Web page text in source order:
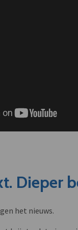
Dieper
het nieuws.